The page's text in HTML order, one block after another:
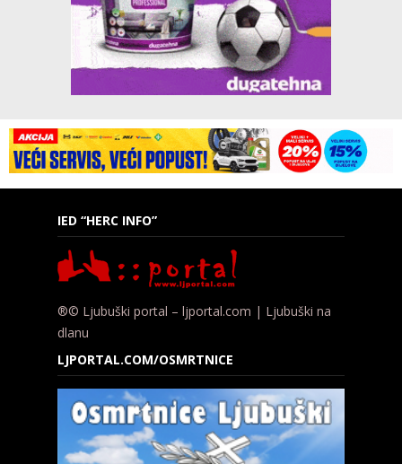
IED “HERC INFO”
®© Ljubuški portal – ljportal.com | Ljubuški na
dlanu
LJPORTAL.COM/OSMRTNICE